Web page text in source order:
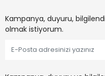
Kampanya, duyuru,
olmak istiyorum.